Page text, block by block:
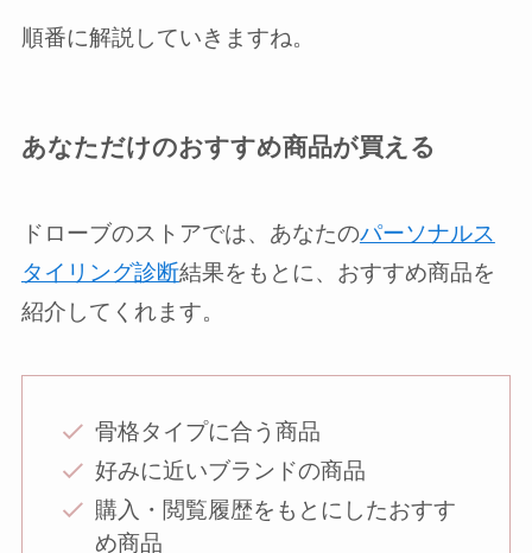
順番に解説していきますね。
あなただけのおすすめ商品が買える
ドローブのストアでは、あなたのパーソナルス
タイリング診断結果をもとに、おすすめ商品を
紹介してくれます。
骨格タイプに合う商品
好みに近いブランドの商品
購入・閲覧履歴をもとにしたおすす
め商品